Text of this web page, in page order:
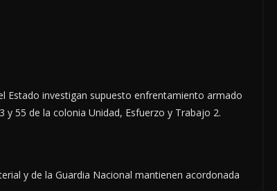
Estado investigan supuesto enfrentamiento armado
y 55 de la colonia Unidad, Esfuerzo y Trabajo 2.
y de la Guardia Nacional mantienen acordonada